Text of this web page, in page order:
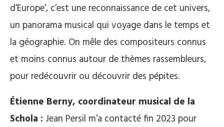
d’Europe’, c’est une reconnaissance de cet univers,
un panorama musical qui voyage dans le temps et
la géographie. On mêle des compositeurs connus
et moins connus autour de thèmes rassembleurs,
pour redécouvrir ou découvrir des pépites.
Étienne Berny, coordinateur musical de la
Schola : Jean Persil m’a contacté fin 2023 pour